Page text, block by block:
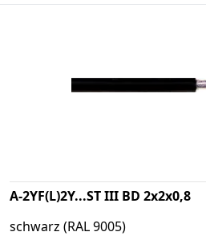
A-2YF(L)2Y...ST III BD 2x2x0,8
schwarz (RAL 9005)